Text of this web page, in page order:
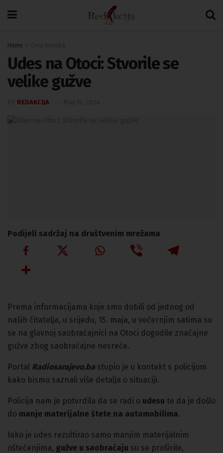
Home
Udes na Otoci: Stvorile se
velike gužve
REDAKCIJA
Podijeli sadržaj na društvenim mrežama
Prema informacijama koje smo dobili od jednog od
naših čitatelja, u srijedu, 15. maja, u večernjim satima su
se na glavnoj saobraćajnici na Otoci dogodile značajne
gužve zbog saobraćajne nesreće.
Portal Radiosarajevo.ba stupio je u kontakt s policijom
kako bismo saznali više detalja o situaciji.
Policija nam je potvrdila da se radi o udesu te da je došlo
do manje materijalne štete na automobilima.
Iako je udes rezultirao samo manjim materijalnim
oštećenjima, gužve u saobraćaju su se proširile,